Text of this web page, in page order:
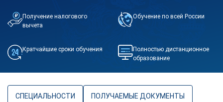
Получение налогового
вычета
Обучение по всей России
Кратчайшие сроки обучения
Полностью дистанционное
образование
СПЕЦИАЛЬНОСТИ ПОЛУЧАЕМЫЕ ДОКУМЕНТЫ